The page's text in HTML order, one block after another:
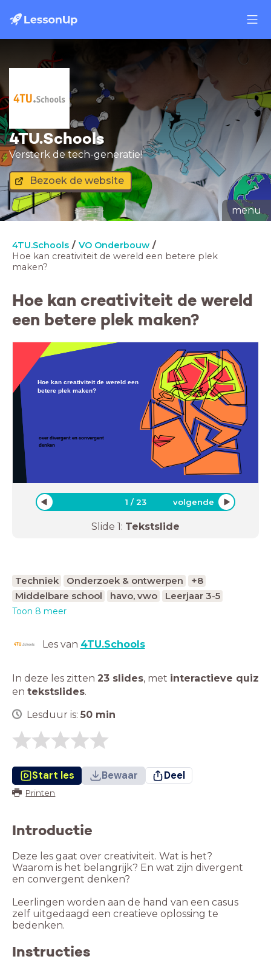
4TU.Schools
Versterk de tech-generatie!
Bezoek de website
menu
4TU.Schools
VO Onderbouw
Hoe kan creativiteit de wereld een betere plek
maken?
Hoe kan creativiteit de wereld
een betere plek maken?
Hoe kan creativiteit de wereld een
betere plek maken?
over divergent en convergent
denken
1 /23 volgende
Slide 1: Tekstslide
Techniek Onderzoek & ontwerpen
+8
Middelbare school
havo, vwo Leerjaar 3-5
Toon 8 meer
Les van 4TU.Schools
In deze les zitten 23 slides, met interactieve quiz
en tekstslides.
Lesduur is: 50 min
Start les Bewaar Deel
Printen
Introductie
Deze les gaat over creativiteit. Wat is het?
Waarom is het belangrijk? En wat zijn divergent
en convergent denken?
Leerlingen worden aan de hand van een casus
zelf uitgedaagd een creatieve oplossing te
bedenken.
Instructies